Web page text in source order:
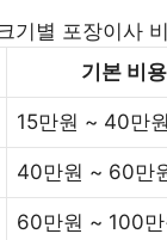
기별 포장이사
기본 비
15만원 ~ 40만원
40만원 ~ 60만
60만원 ~ 100만